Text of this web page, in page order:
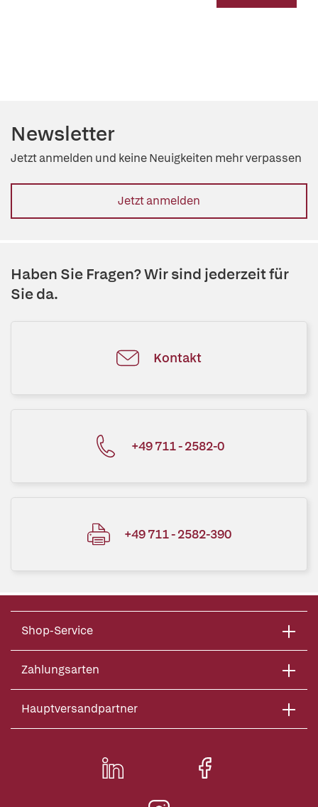
Newsletter
Jetzt anmelden und keine Neuigkeiten mehr verpassen
Jetzt anmelden
Haben Sie Fragen? Wir sind jederzeit für
Sie da.
Kontakt
+49 711 - 2582-0
+49 711 - 2582-390
Shop-Service
Zahlungsarten
Hauptversandpartner